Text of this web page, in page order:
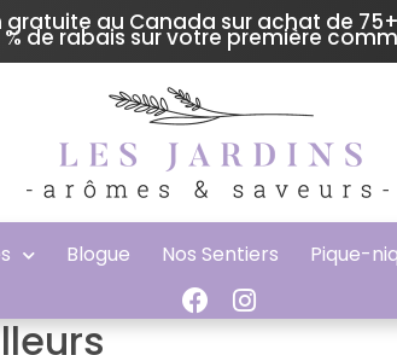
gratuite au Canada sur achat de
% de rabais sur votre première
Blogue Nos Sentiers Pique-